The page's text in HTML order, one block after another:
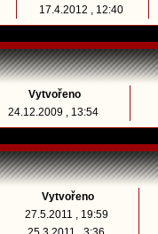
17.4.2012 , 12:40
Vytvořeno
24.12.2009 , 13:54
Vytvořeno
27.5.2011 , 19:59